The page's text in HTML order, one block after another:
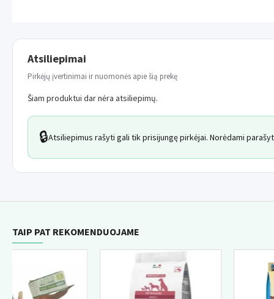
Atsiliepimai
Pirkėjų įvertinimai ir nuomonės apie šią prekę
Šiam produktui dar nėra atsiliepimų.
🔒Atsiliepimus rašyti gali tik prisijungę pirkėjai. Norėdami
TAIP PAT REKOMENDUOJAME